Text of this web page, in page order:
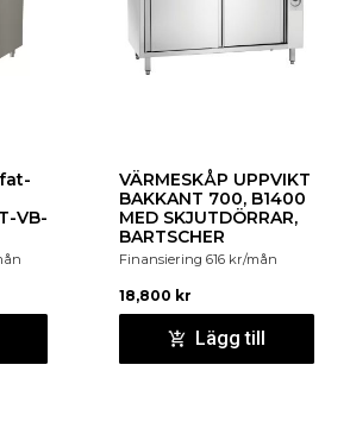
VB-
VÄRMESKÅP UPPVIKT
BAKKANT 700, B1400
MED SKJUTDÖRRAR,
BARTSCHER
Finansiering 616 kr/mån
18,800 kr
Lägg till